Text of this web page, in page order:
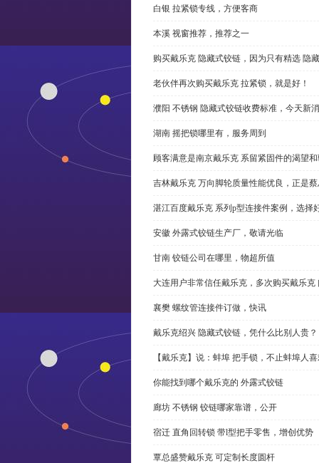
白银 拉紧锁专线，方便客商
本溪 视窗推荐，推荐之一
购买戴乐克 隐藏式铰链，因为只有精选 隐
老伙伴再次购买戴乐克 拉紧锁，就是好！
濮阳 不锈钢 隐藏式铰链收费标准，今天新
湖南 摇把锁哪里有，服务周到
顾客满意是南京戴乐克 系留紧固件的渴望
吉林戴乐克 万向脚轮质量性能优良，正是
湛江百度戴乐克 系列p型连接件案例，选择
安徽 外露式铰链生产厂，敬请光临
甘南 铰链公司在哪里，物超所值
大连用户非常信任戴乐克，多次购买戴乐克
襄樊 螺纹管连接件订做，快讯
戴乐克绍兴 隐藏式铰链，凭什么比别人贵？
【戴乐克】说：蚌埠 把手锁，不止蚌埠人
你能找到哪个戴乐克的 外露式铰链
廊坊 不锈钢 铰链哪家靠谱，公开
宿迁 直角回转锁 带l型把手零售，增创优势
覃总盛赞戴乐克 可定制长度圆杆